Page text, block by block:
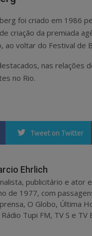
foi criado em 1986
criação da premiada
ao voltar do Festival de
nas
no Rio.
Tweet on Twitter
Ehrlich
publicitário e ator
de 1977, com
O Globo, Última
Rádio Tupi FM, TV S e TV